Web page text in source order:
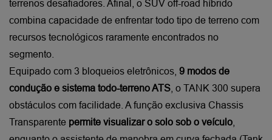
terrenos desafiadores. Afinal, o SUV off-road híbrido
combina capacidade de enfrentar todo tipo de terreno com
recursos tecnológicos raramente encontrados no
segmento.
Equipado com 3 bloqueios eletrônicos, 9 modos de
condução e sistema todo-terreno ATS , o TANK 300 supera
obstáculos com facilidade. A função exclusiva Chassis
Transparente permite visualizar o solo sob o veículo